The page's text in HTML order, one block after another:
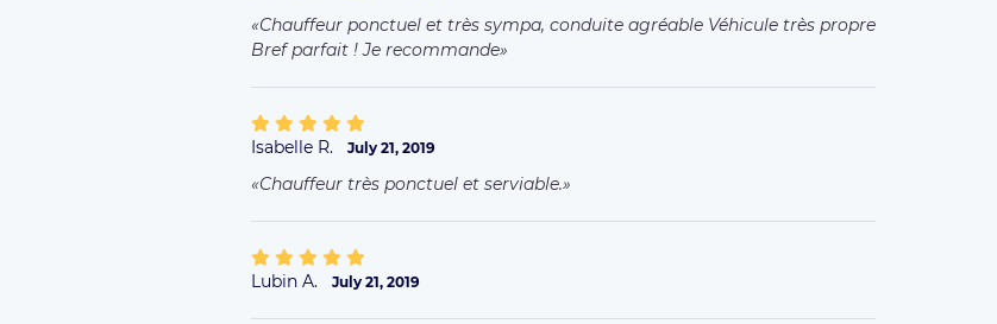
Chauffeur ponctuel et très sympa, conduite agréable Véhicule très propre
Bref parfait ! Je recommande
Isabelle R. July 21, 2019
Chauffeur très ponctuel et serviable.
Lubin A. July 21, 2019